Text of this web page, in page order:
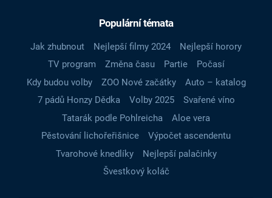
Populární témata
Jak zhubnout Nejlepší filmy 2024
Nejlepší horory
TV program
Změna času Partie
Počasí
Kdy budou volby
ZOO Nové začátky
Auto – katalog
7 pádů Honzy Dědka
Volby 2025
Svařené víno
Tatarák podle Pohlreicha
Aloe vera
Pěstování lichořeřišnice
Výpočet ascendentu
Tvarohové knedlíky
Nejlepší palačinky
Švestkový koláč